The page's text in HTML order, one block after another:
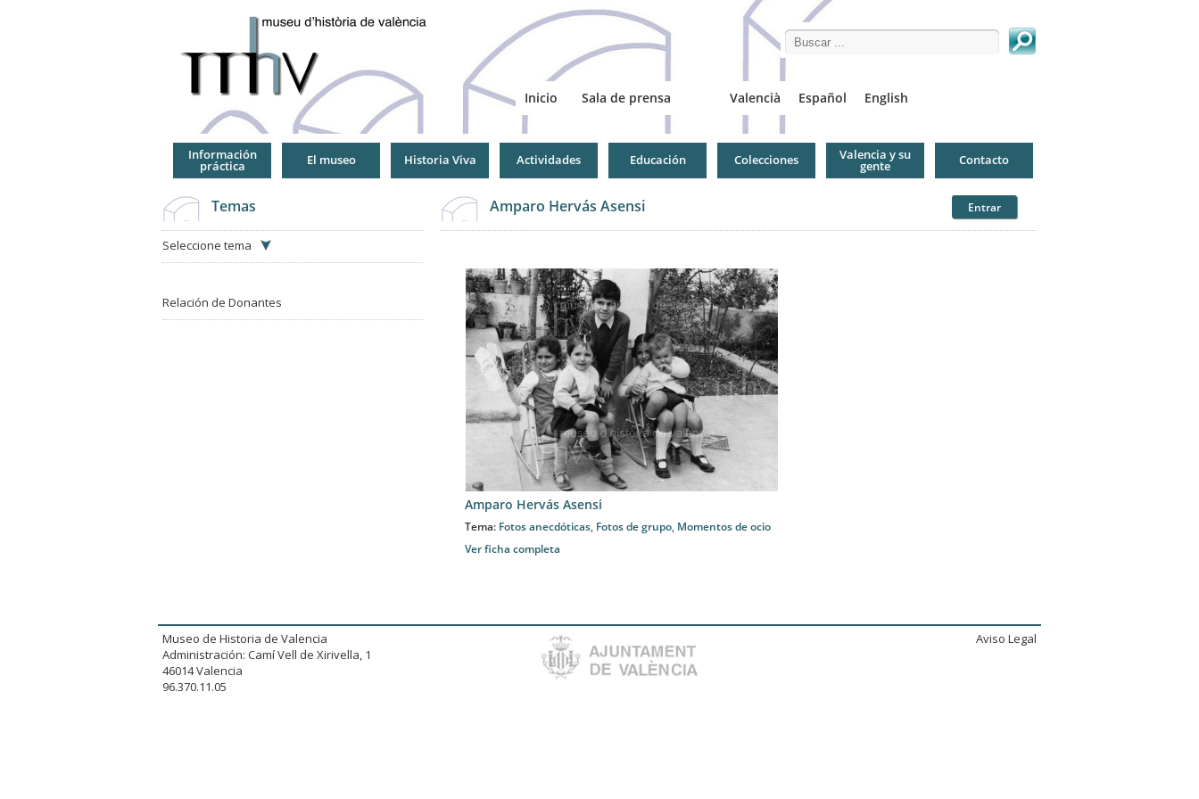
Search this site
Valencià Español English
Inicio Sala de prensa
Información
práctica El museo Historia Viva Actividades Educación Colecciones Valencia y su
gente Contacto
Temas
Seleccione tema
Relación de Donantes
Amparo Hervás Asensi Entrar
Amparo Hervás Asensi
Tema: Fotos anecdóticas, Fotos de grupo, Momentos de ocio
Ver ficha completa
Museo de Historia de Valencia
Administración: Camí Vell de Xirivella, 1
46014 Valencia
96.370.11.05
Aviso Legal